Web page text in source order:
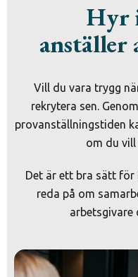
Hyr
Vill du vara trygg
rekrytera sen.
provanställningstiden
om du
Det är ett bra sätt
reda på om
arbetsgivare